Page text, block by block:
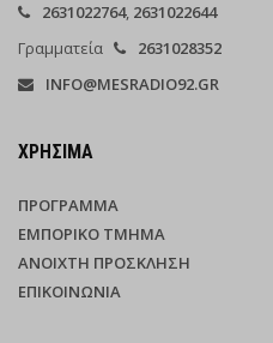
2631022764, 2631022644
Γραμματεία
2631028352
INFO@MESRADIO92.GR
ΧΡΉΣΙΜΑ
ΠΡΌΓΡΑΜΜΑ
ΕΜΠΟΡΙΚΌ ΤΜΉΜΑ
ΑΝΟΙΧΤΉ ΠΡΌΣΚΛΗΣΗ
ΕΠΙΚΟΙΝΩΝΊΑ